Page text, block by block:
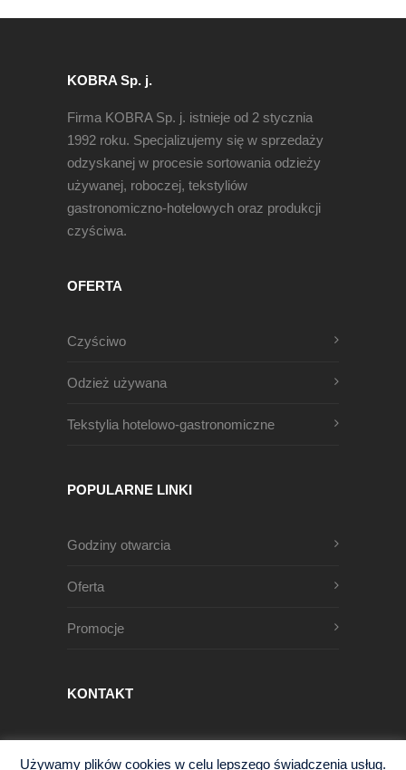
KOBRA Sp. j.
Firma KOBRA Sp. j. istnieje od 2 stycznia
1992 roku. Specjalizujemy się w sprzedaży
odzyskanej w procesie sortowania odzieży
używanej, roboczej, tekstyliów
gastronomiczno-hotelowych oraz produkcji
czyściwa.
OFERTA
Czyściwo
Odzież używana
Tekstylia hotelowo-gastronomiczne
POPULARNE LINKI
Godziny otwarcia
Oferta
Promocje
KONTAKT
Używamy plików cookies w celu lepszego świadczenia usług.